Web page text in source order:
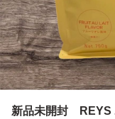
新品未開封 REYS